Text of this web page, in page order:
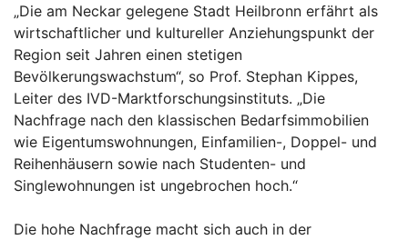
„Die am Neckar gelegene Stadt Heilbronn erfährt als
wirtschaftlicher und kultureller Anziehungspunkt der
Region seit Jahren einen stetigen
Bevölkerungswachstum“, so Prof. Stephan Kippes,
Leiter des IVD-Marktforschungsinstituts. „Die
Nachfrage nach den klassischen Bedarfsimmobilien
wie Eigentumswohnungen, Einfamilien-, Doppel- und
Reihenhäusern sowie nach Studenten- und
Singlewohnungen ist ungebrochen hoch.“
Die hohe Nachfrage macht sich auch in der